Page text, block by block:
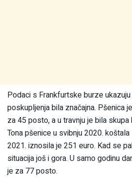
Podaci s Frankfurtske burze
poskupljenja bila značajna. Pšenica
za 45 posto, a u travnju je bila
Tona pšenice u svibnju 2020.
2021. iznosila je 251 euro. Kad se
situacija još i gora. U samo godinu
je za 77 posto.